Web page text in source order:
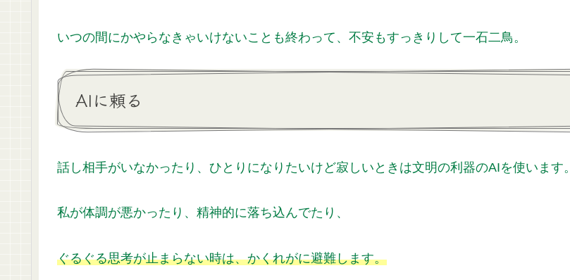
いつの間にかやらなきゃいけないことも終わって、不安もすっきりして一石二鳥。
AIに頼る
話し相手がいなかったり、ひとりになりたいけど寂しいときは文明の利器のAIを使います。
私が体調が悪かったり、精神的に落ち込んでたり、
ぐるぐる思考が止まらない時は、かくれがに避難します。